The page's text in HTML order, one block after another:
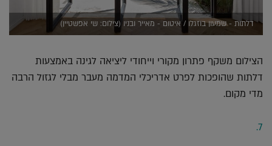
דלתות - שמעון בוזגלו / איטום - מאייר ובניו (צילום: שי אפשטיין)
הצילום משקף פתרון מקורי וייחודי ליציאה לגינה באמצעות
דלתות שהופכות לפרט אדריכלי המדמה מעבר מבלי לגזול הרבה
מדי מקום.
7.